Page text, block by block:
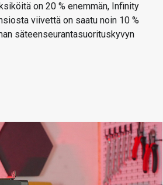
on 20 % enemmän, Infinity
viivettä on saatu noin 10 %
säteenseurantasuorituskyvyn